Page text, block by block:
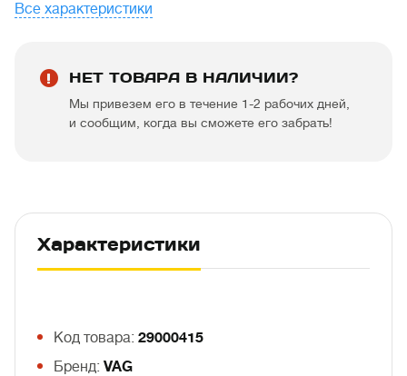
Все характеристики
НЕТ ТОВАРА В НАЛИЧИИ?
Мы привезем его в течение 1-2 рабочих дней,
и сообщим, когда вы сможете его забрать!
Характеристики
Код товара: 29000415
Бренд: VAG